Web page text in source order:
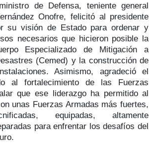
de Defensa, teniente general
Onofre, felicitó al presidente
suvisión de Estado para ordenar y
necesarios que hicieron posible la
Especializado de Mitigación a
(Cemed) y la construcción de
Asimismo, agradeció el
al fortalecimiento de las Fuerzas
que ese liderazgo ha permitido al
unas Fuerzas Armadas más fuertes,
equipadas, altamente
para enfrentar los desafíos del